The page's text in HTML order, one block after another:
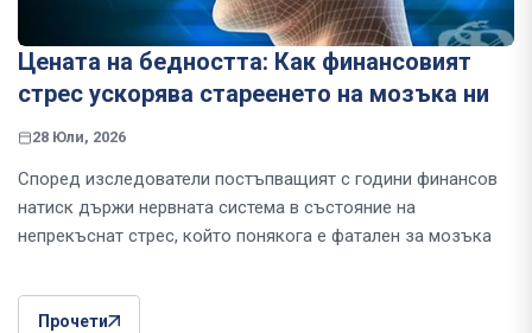
Цената на бедността: Как финансовият
стрес ускорява стареенето на мозъка ни
28 Юли, 2026
Според изследователи постъпващият с години финансов
натиск държи нервната система в състояние на
непрекъснат стрес, който понякога е фатален за мозъка
Прочети